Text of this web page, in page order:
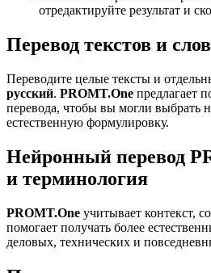
отредактируйте результат и
Перевод текстов и слов
Переводите целые тексты и
русский. PROMT.One предлагает
перевода, чтобы вы могли выбрать
естественную формулировку.
Нейронный перевод
и терминология
PROMT.One учитывает контекст,
помогает получать более
деловых, технических и